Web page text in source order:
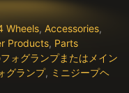
Wheels, Accessories,
Products, Parts
ォグランプまたはメイン
グランプ, ミニジープヘ